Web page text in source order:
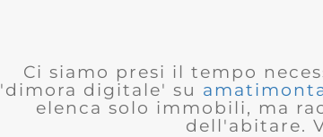
Ci siamo presi il tempo
'dimora digitale' su
elenca solo immobili, ma
dell'abitare.